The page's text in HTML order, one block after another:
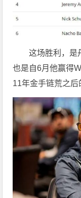
这场胜利，是
也是自6月他赢得
11年金手链荒之后